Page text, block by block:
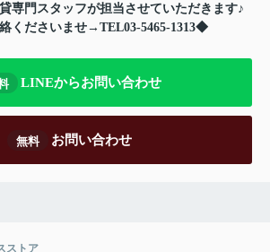
専門スタッフが担当させていただきます♪
くださいませ→TEL03-5465-1313◆
LINEからお問い合わせ
無料 お問い合わせ
ストア